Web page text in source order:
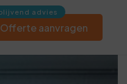
Offerte aanvragen